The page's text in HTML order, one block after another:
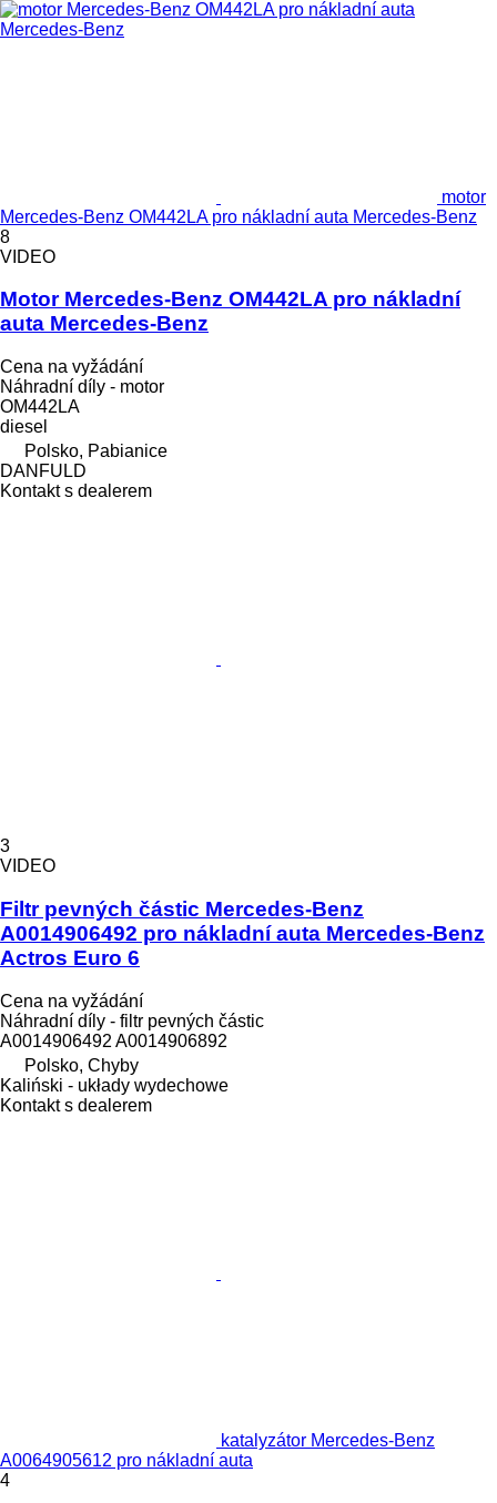
motor
Mercedes-Benz OM442LA pro nákladní auta Mercedes-Benz
8
VIDEO
Motor Mercedes-Benz OM442LA pro nákladní
auta Mercedes-Benz
Cena na vyžádání
Náhradní díly - motor
OM442LA
diesel
Polsko, Pabianice
DANFULD
Kontakt s dealerem
3
VIDEO
Filtr pevných částic Mercedes-Benz
A0014906492 pro nákladní auta Mercedes-Benz
Actros Euro 6
Cena na vyžádání
Náhradní díly - filtr pevných částic
A0014906492 A0014906892
Polsko, Chyby
Kaliński - układy wydechowe
Kontakt s dealerem
katalyzátor Mercedes-Benz
A0064905612 pro nákladní auta
4